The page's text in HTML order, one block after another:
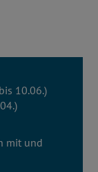
10.06.)
mit und